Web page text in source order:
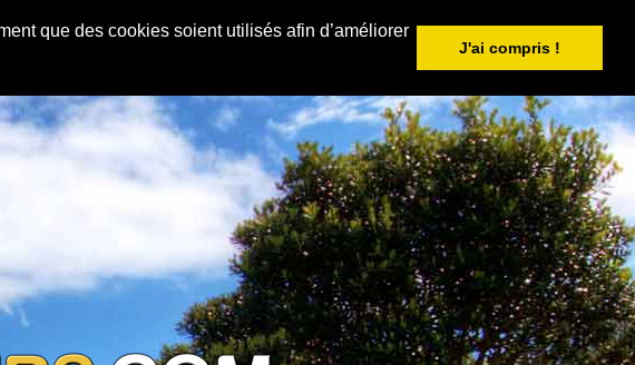
que des cookies soient utilisés afin d’améliorer
J'ai compris !